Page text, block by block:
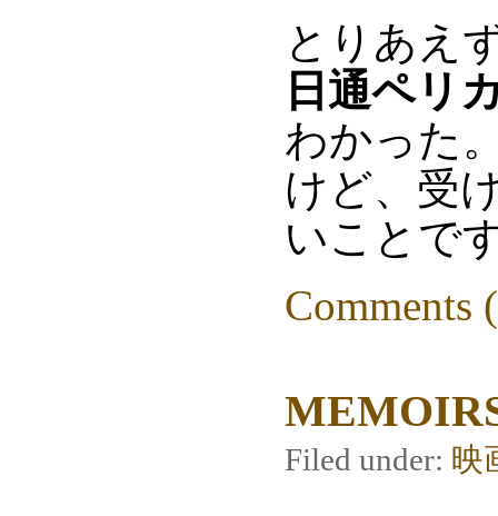
とりあえ
日通ペリ
わかった
けど、受
いことで
Comments
Filed under: 映